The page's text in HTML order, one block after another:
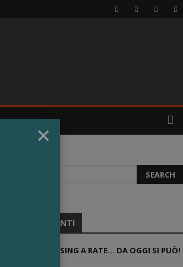
ARTICOLI RECENTI
IL TUO FRANCHISING A RATE… DA OGGI SI PUÒ!
×